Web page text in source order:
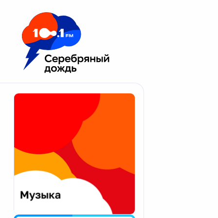
Москва 100.1 FM
Апатиты
Екатеринбург
Калининград
Калуга